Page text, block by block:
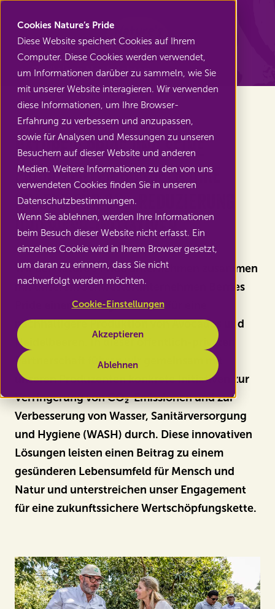
Cookies Nature’s Pride
Diese Website speichert Cookies auf Ihrem
Computer. Diese Cookies werden verwendet,
um Informationen darüber zu sammeln, wie Sie
mit unserer Website interagieren. Wir verwenden
diese Informationen, um Ihre Browser-
Erfahrung zu verbessern und anzupassen,
sowie für Analysen und Messungen zu unseren
Besuchern auf dieser Website und anderen
Medien. Weitere Informationen zu den von uns
verwendeten Cookies finden Sie in unseren
Datenschutzbestimmungen.
Wenn Sie ablehnen, werden Ihre Informationen
beim Besuch dieser Website nicht erfasst. Ein
einzelnes Cookie wird in Ihrem Browser gesetzt,
um daran zu erinnern, dass Sie nicht
nachverfolgt werden möchten.
Cookie-Einstellungen
Akzeptieren
Ablehnen
Zurück zu Nachrichten
Nature's Pride und seine
Produzenten bündeln ihre
Kräfte für CO₂-Reduzierung
und WASH-Initiativen
Wir bei Nature's Pride unternehmen zusammen
mit unserem Schwesterunternehmen Berries
Pride einen wichtigen Schritt für eine
nachhaltigere Produktion von Avocados und
Heidelbeeren. In dieser öffentlich-privaten
Partnerschaft führen wir gemeinsam mit
unseren Produzenten konkrete Initiativen zur
Verringerung von CO₂-Emissionen und zur
Verbesserung von Wasser, Sanitärversorgung
und Hygiene (WASH) durch. Diese innovativen
Lösungen leisten einen Beitrag zu einem
gesünderen Lebensumfeld für Mensch und
Natur und unterstreichen unser Engagement
für eine zukunftssichere Wertschöpfungskette.